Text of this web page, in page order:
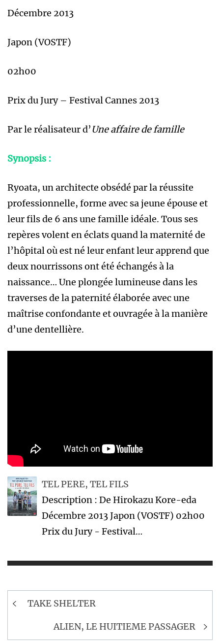
Décembre 2013
Japon (VOSTF)
02h00
Prix du Jury – Festival Cannes 2013
Par le réalisateur d’Une affaire de famille
Synopsis :
Ryoata, un architecte obsédé par la réussite
professionnelle, forme avec sa jeune épouse et
leur fils de 6 ans une famille idéale. Tous ses
repères volent en éclats quand la maternité de
l’hôpital où est né leur enfant leur apprend que
deux nourrissons ont été échangés à la
naissance… Une plongée lumineuse dans les
traverses de la paternité élaborée avec une
maîtrise confondante et ouvragée à la manière
d’une dentellière.
TEL PERE, TEL FILS
Description : De Hirokazu Kore-eda
Décembre 2013 Japon (VOSTF) 02h00
Prix du Jury - Festival…
Navigation
l’article
TAKE SHELTER
ALIEN, LE HUITIEME PASSAGER